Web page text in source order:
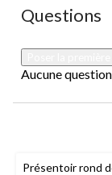
Aucune
Questions
Aucune
Présentoir rond